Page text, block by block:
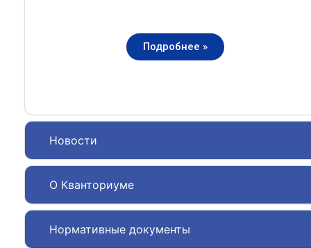
Новости
О Кванториуме
Нормативные документы
Подробнее »